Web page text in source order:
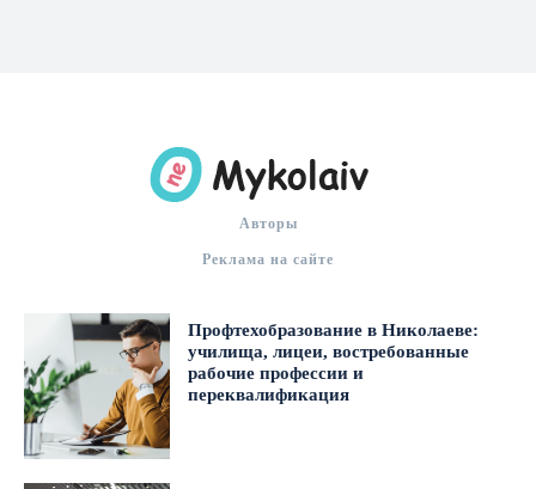
Авторы
Реклама на сайте
Профтехобразование в Николаеве:
училища, лицеи, востребованные
рабочие профессии и
переквалификация